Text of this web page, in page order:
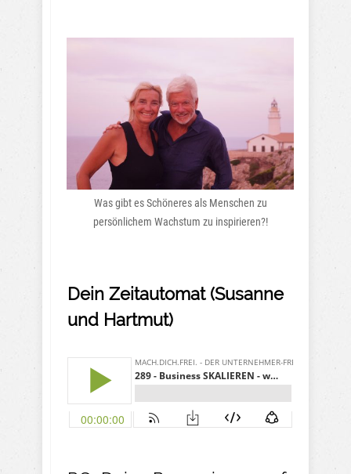
Was gibt es Schöneres als Menschen zu
persönlichem Wachstum zu inspirieren?!
Dein Zeitautomat (Susanne
und Hartmut)